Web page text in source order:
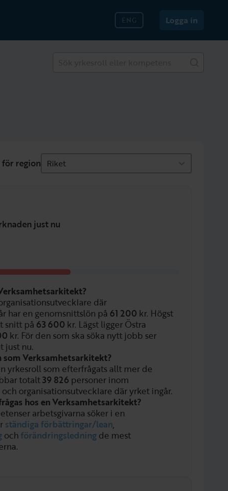
ENG Logga in
för region Riket
just nu
där
har en genomsnittslön på 61 200 kr. Högst
snitt på 63 600 kr. Lägst ligger Östra
kr. För den som ska söka nytt jobb ser
just nu.
Verksamhetsarkitekt?
yrkesroll som efterfrågats allt mer de
totalt39 826 personer inom
organisationsutvecklare där yrket ingår.
hos en Verksamhetsarkitekt?
arbetsgivarna söker i en
ständiga förbättringar/lean,
och förändringsledning de mest